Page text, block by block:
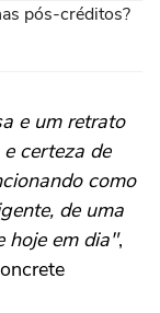
pós-créditos?
e um retrato
certeza de
como
de uma
hoje em dia",